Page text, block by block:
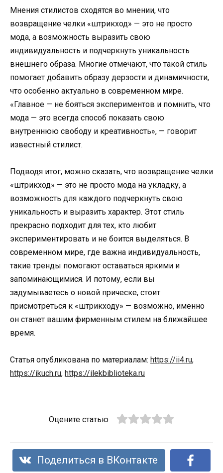
Мнения стилистов сходятся во мнении, что
возвращение челки «штрикход» — это не просто
мода, а возможность выразить свою
индивидуальность и подчеркнуть уникальность
внешнего образа. Многие отмечают, что такой стиль
помогает добавить образу дерзости и динамичности,
что особенно актуально в современном мире.
«Главное — не бояться экспериментов и помнить, что
мода — это всегда способ показать свою
внутреннюю свободу и креативность», — говорит
известный стилист.
Подводя итог, можно сказать, что возвращение челки
«штрикход» — это не просто мода на укладку, а
возможность для каждого подчеркнуть свою
уникальность и выразить характер. Этот стиль
прекрасно подходит для тех, кто любит
экспериментировать и не боится выделяться. В
современном мире, где важна индивидуальность,
такие тренды помогают оставаться яркими и
запоминающимися. И потому, если вы
задумываетесь о новой прическе, стоит
присмотреться к «штрикходу» — возможно, именно
он станет вашим фирменным стилем на ближайшее
время.
Статья опубликована по материалам: https://ii4.ru,
https://ikuch.ru, https://ilekbiblioteka.ru
Оцените статью
Поделиться в ВКонтакте